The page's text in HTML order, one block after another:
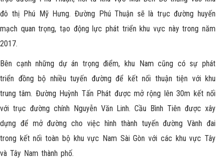
đô thị Phú Mỹ Hưng. Đường Phú Thuận sẽ là trục đường huyến
mạch quan trọng, tạo động lực phát triển khu vực này trong năm
2017.
Bên cạnh những dự án trọng điểm, khu Nam cũng có sự phát
triển đồng bộ nhiều tuyến đường để kết nối thuận tiện với khu
trung tâm. Đường Huỳnh Tấn Phát được mở rộng lên 30m kết nối
với trục đường chính Nguyễn Văn Linh. Cầu Bình Tiên được xây
dựng để mở đường cho việc hình thành tuyến đường Vành đai
trong kết nối toàn bộ khu vực Nam Sài Gòn với các khu vực Tây
và Tây Nam thành phố.